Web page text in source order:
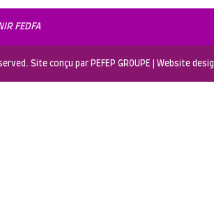
FEDFA
Site conçu par PEFEP GROUPE | Website